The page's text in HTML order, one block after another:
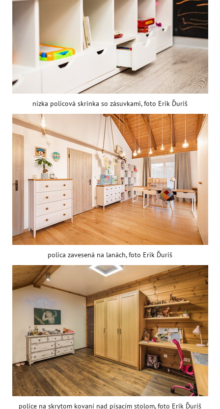
nízka policová skrinka so zásuvkami, foto Erik Ďuriš
polica zavesená na lanách, foto Erik Ďuriš
police na skrytom kovaní nad písacím stolom, foto Erik Ďuriš